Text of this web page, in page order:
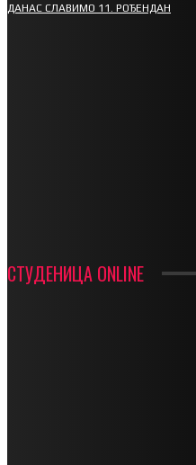
ДАНАС СЛАВИМО 11. РОЂЕНДАН
СТУДЕНИЦА ONLINE